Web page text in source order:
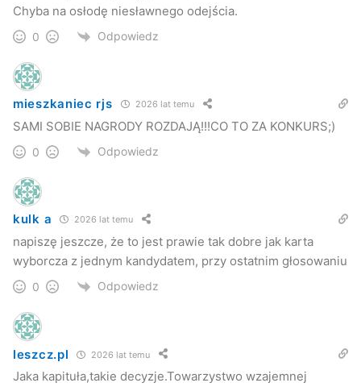
Chyba na osłodę niesławnego odejścia.
0 Odpowiedz
mieszkaniec rjs 2026 lat temu
SAMI SOBIE NAGRODY ROZDAJĄ!!!CO TO ZA KONKURS;)
0 Odpowiedz
kulk a 2026 lat temu
napiszę jeszcze, że to jest prawie tak dobre jak karta
wyborcza z jednym kandydatem, przy ostatnim głosowaniu
0 Odpowiedz
leszcz.pl 2026 lat temu
Jaka kapituła,takie decyzje.Towarzystwo wzajemnej